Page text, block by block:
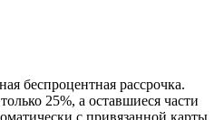
беспроцентная рассрочка.
25%, а оставшиеся части